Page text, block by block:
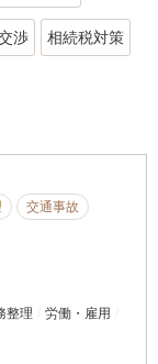
渉 相続税対策
交通事故
整理
労働・雇用